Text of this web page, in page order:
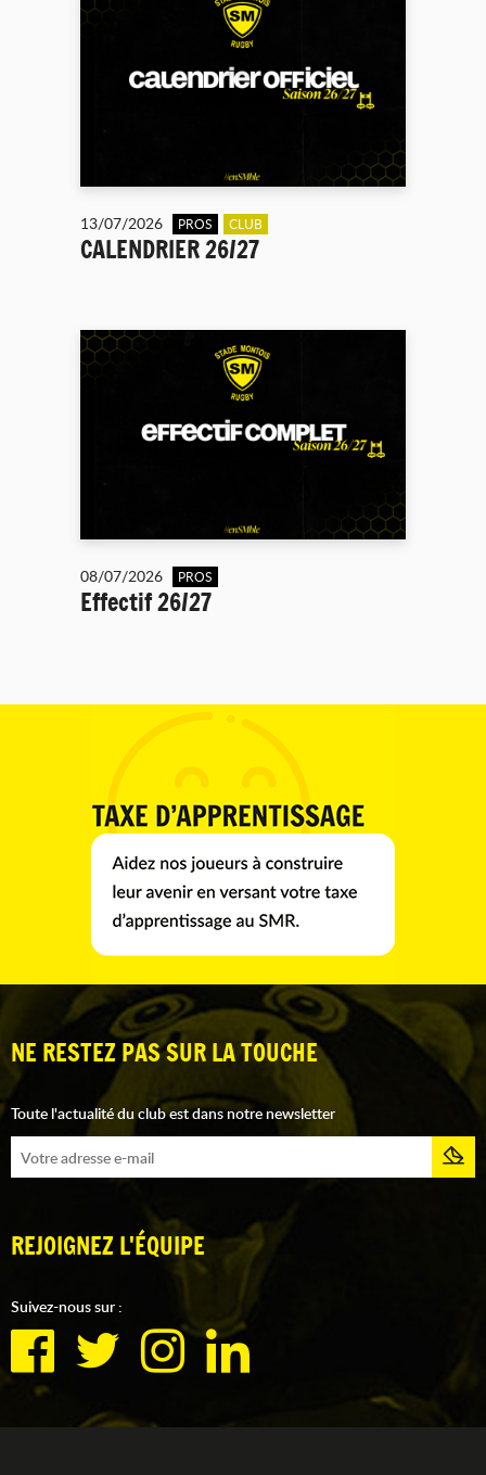
13/07/2026 PROS CLUB
CALENDRIER 26/27
08/07/2026 PROS
Effectif 26/27
NE RESTEZ PAS SUR LA TOUCHE
Toute l'actualité du club est dans notre newsletter
REJOIGNEZ L'ÉQUIPE
Suivez-nous sur :